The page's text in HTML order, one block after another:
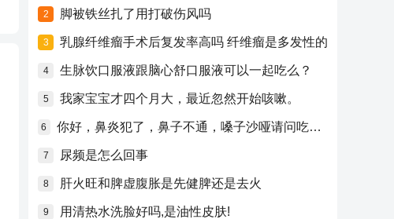
2 脚被铁丝扎了用打破伤风吗
3 乳腺纤维瘤手术后复发率高吗 纤维瘤是多发性的
4 生脉饮口服液跟脑心舒口服液可以一起吃么？
5 我家宝宝才四个月大，最近忽然开始咳嗽。
6 你好，鼻炎犯了，鼻子不通，嗓子沙哑请问吃什么药比较好？
7 尿频是怎么回事
8 肝火旺和脾虚腹胀是先健脾还是去火
9 用清热水洗脸好吗,是油性皮肤!